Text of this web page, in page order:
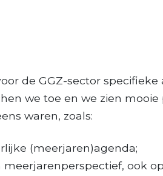
de GGZ-sector
we toe en we zien
waren, zoals:
(meerjaren)agenda;
ook